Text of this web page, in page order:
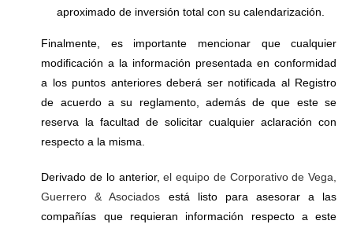
aproximado de inversión total con su calendarización.
Finalmente, es importante mencionar que cualquier
modificación a la información presentada en conformidad
a los puntos anteriores deberá ser notificada al Registro
de acuerdo a su reglamento, además de que este se
reserva la facultad de solicitar cualquier aclaración con
respecto a la misma.
Derivado de lo anterior, el equipo de Corporativo de Vega,
Guerrero & Asociados está listo para asesorar a las
compañías que requieran información respecto a este